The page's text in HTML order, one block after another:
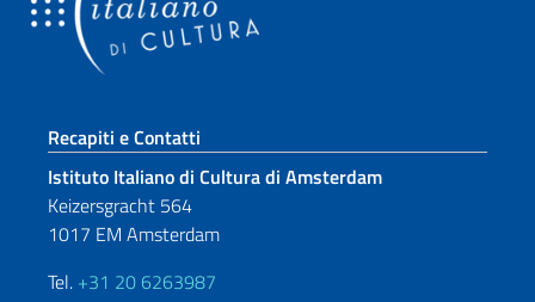
Sezione footer
Recapiti e Contatti
Istituto Italiano di Cultura di Amsterdam
Keizersgracht 564
1017 EM Amsterdam
Tel. +31 20 6263987